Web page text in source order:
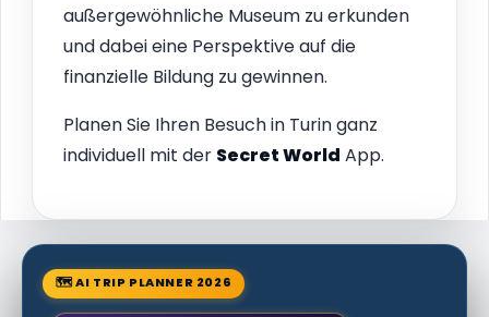
außergewöhnliche Museum zu erkunden
und dabei eine Perspektive auf die
finanzielle Bildung zu gewinnen.
Planen Sie Ihren Besuch in Turin ganz
individuell mit der Secret World App.
🗺 AI TRIP PLANNER 2026